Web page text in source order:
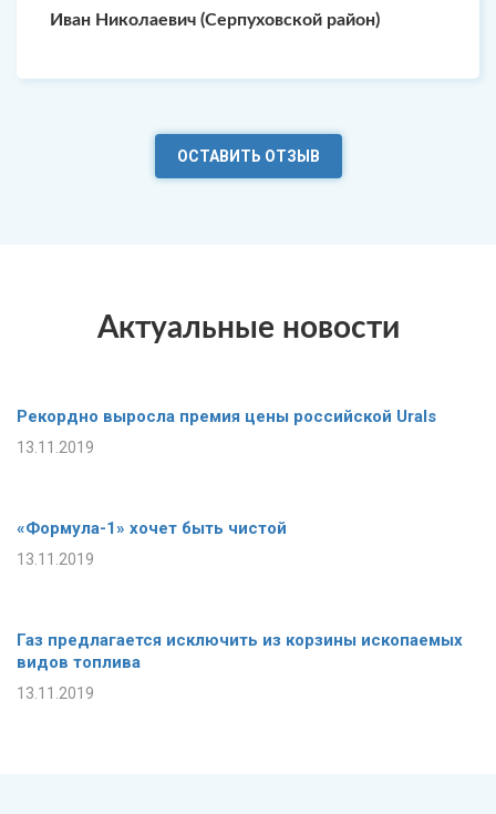
Иван Николаевич (Серпуховской район)
ОСТАВИТЬ ОТЗЫВ
Актуальные новости
Рекордно выросла премия цены российской Urals
13.11.2019
«Формула-1» хочет быть чистой
13.11.2019
Газ предлагается исключить из корзины ископаемых
видов топлива
13.11.2019